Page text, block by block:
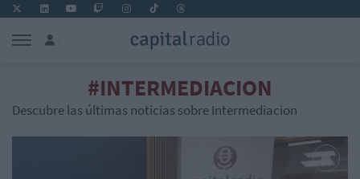
#INTERMEDIACION
Descubre las últimas noticias sobre Intermediacion